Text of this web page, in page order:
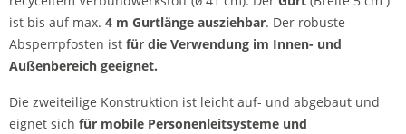
ist bis auf max. 4 m Gurtlänge ausziehbar. Der robuste
Absperrpfosten ist für die Verwendung im Innen- und
Außenbereich geeignet.
Die zweiteilige Konstruktion ist leicht auf- und abgebaut und
eignet sich für mobile Personenleitsysteme und